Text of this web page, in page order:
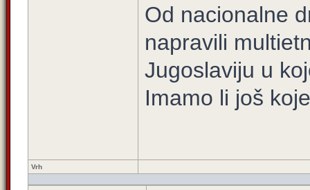
Od nacionalne
napravili
Jugoslaviju u
Imamo li još
Vrh